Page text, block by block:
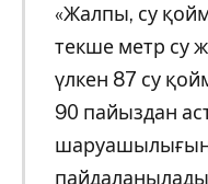
«Жалпы, су
текше метр су
үлкен 87 су
90 пайыздан